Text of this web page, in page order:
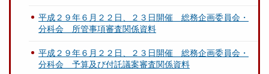
平成２９年６月２２日、２３日開催 総務企画委員会・
分科会 所管事項審査関係資料
平成２９年６月２２日、２３日開催 総務企画委員会・
分科会 予算及び付託議案審査関係資料